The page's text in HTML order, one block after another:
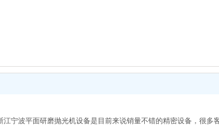
宁波平面研磨抛光机设备是目前来说销量不错的精密设备，很多